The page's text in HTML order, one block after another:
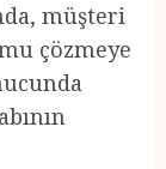
müşteri
çözmeye